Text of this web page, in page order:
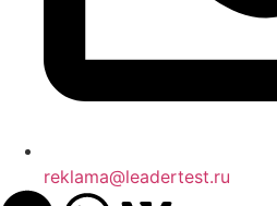
reklama@leadertest.ru